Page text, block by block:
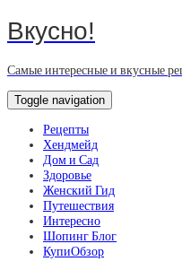
Вкусно!
Самые интересные и вкусные
Toggle navigation
Рецепты
Хендмейд
Дом и Сад
Здоровье
Женский Гид
Путешествия
Интересно
Шопинг Блог
КупиОбзор